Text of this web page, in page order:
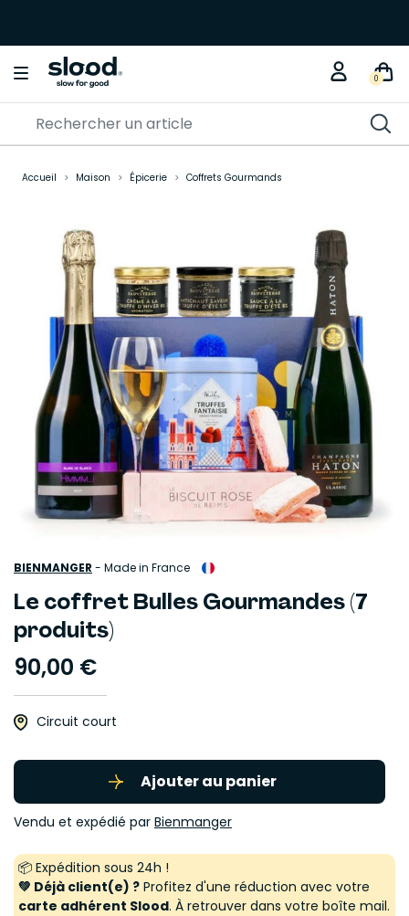
0
Accueil Maison Épicerie Coffrets Gourmands
BIENMANGER - Made in France
Le coffret Bulles Gourmandes (7
produits)
90,00 €
Circuit court
Ajouter au panier
Vendu et expédié par Bienmanger
📦 Expédition sous 24h !
💚 Déjà client(e) ? Profitez d'une réduction avec votre
carte adhérent Slood. À retrouver dans votre boîte mail.